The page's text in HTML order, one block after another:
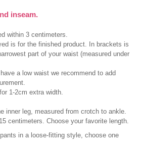
inseam.
within 3 centimeters.
is for the finished product. In brackets is
part of your waist (measured under
a low waist we recommend to add
1-2cm extra width.
inner leg, measured from crotch to ankle.
centimeters. Choose your favorite length.
in a loose-fitting style, choose one